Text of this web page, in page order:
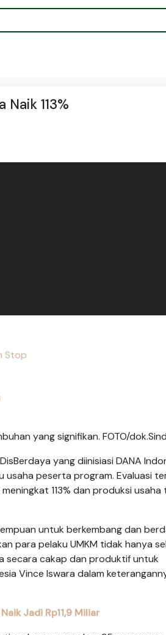
113%
Stop
yang signifikan. FOTO/
yang diinisiasi DANA
peserta program. Evaluasi
113% dan produksi usaha
untuk berkembang dan
para pelaku UMKM tidak hanya
secara cakap dan produktif untuk
Vince Iswara dalam
Jadi Rp11,9 Miliar